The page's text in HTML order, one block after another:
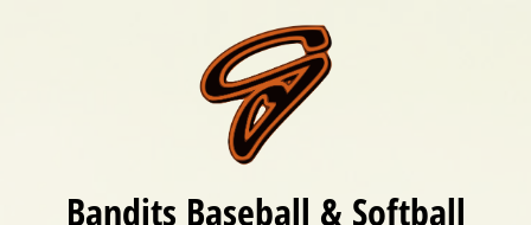
Bandits Baseball & Softball